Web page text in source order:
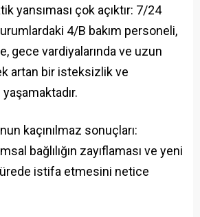
yansıması çok açıktır: 7/24
4/B bakım personeli,
gece vardiyalarında ve uzun
artan bir isteksizlik ve
kaçınılmaz sonuçları:
bağlılığın zayıflaması ve yeni
istifa etmesini netice